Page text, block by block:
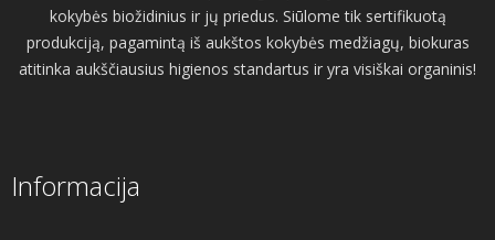
kokybės biožidinius ir jų priedus. Siūlome tik sertifikuotą
produkciją, pagamintą iš aukštos kokybės medžiagų, biokuras
atitinka aukščiausius higienos standartus ir yra visiškai organinis!
Informacija